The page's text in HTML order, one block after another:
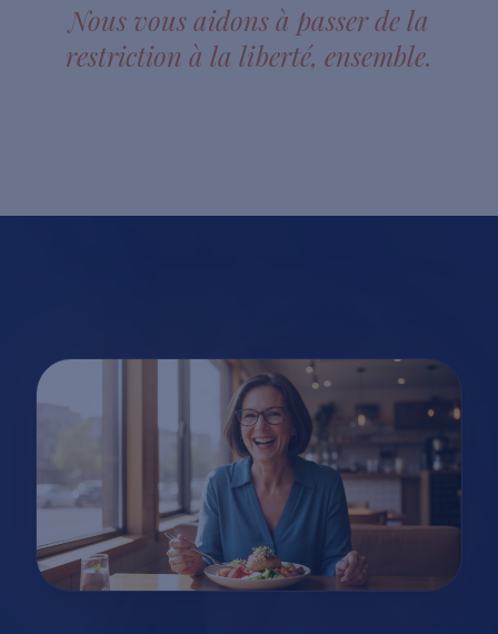
Nous vous aidons à passer de la
restriction à la liberté, ensemble.